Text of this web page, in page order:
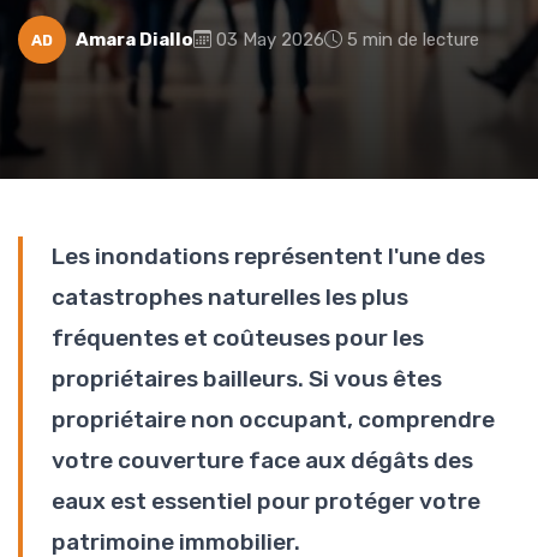
AD Amara Diallo 03 May 2026 5 min de lecture
Les inondations représentent l'une des
catastrophes naturelles les plus
fréquentes et coûteuses pour les
propriétaires bailleurs. Si vous êtes
propriétaire non occupant, comprendre
votre couverture face aux dégâts des
eaux est essentiel pour protéger votre
patrimoine immobilier.